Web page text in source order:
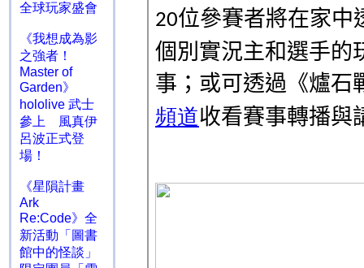
全球玩家盛會
《我想成為影
之強者！
Master of
Garden》
hololive 武士
參上 風真伊
呂波正式登
場！
《星隕計畫
Ark
Re:Code》全
新活動「圖書
館中的怪談」